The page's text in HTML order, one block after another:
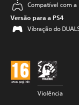
Compatível com
Versão para a PS4
Vibração do
Violência